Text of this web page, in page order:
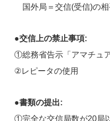
国外局＝交信(受信)の相
●交信上の禁止事項:
①総務省告示「アマチュ
②レピータの使用
●書類の提出:
①完全な交信局数が20局